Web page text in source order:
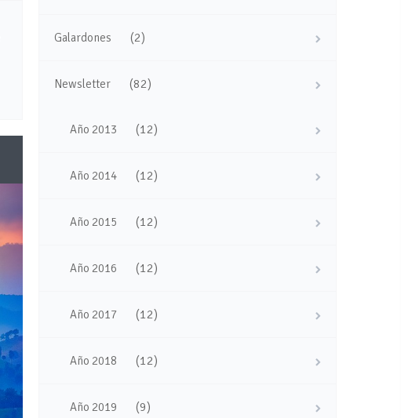
Galardones (2)
Newsletter (82)
Año 2013 (12)
Año 2014 (12)
Año 2015 (12)
Año 2016 (12)
Año 2017 (12)
Año 2018 (12)
Año 2019 (9)